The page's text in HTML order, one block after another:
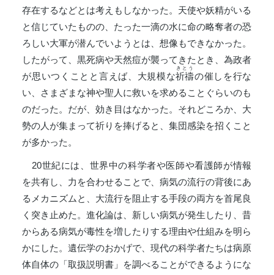
存在するなどとは考えもしなかった。天使や妖精がいる
と信じていたものの、たった一滴の水に命の略奪者の恐
ろしい大軍が潜んでいようとは、想像もできなかった。
したがって、黒死病や天然痘が襲ってきたとき、為政者
が思いつくことと言えば、大規模な祈禱
きとう
の催しを行な
い、さまざまな神や聖人に救いを求めることぐらいのも
のだった。だが、効き目はなかった。それどころか、大
勢の人が集まって祈りを捧げると、集団感染を招くこと
が多かった。
20世紀には、世界中の科学者や医師や看護師が情報
を共有し、力を合わせることで、病気の流行の背後にあ
るメカニズムと、大流行を阻止する手段の両方を首尾良
く突き止めた。進化論は、新しい病気が発生したり、昔
からある病気が毒性を増したりする理由や仕組みを明ら
かにした。遺伝学のおかげで、現代の科学者たちは病原
体自体の「取扱説明書」を調べることができるようにな